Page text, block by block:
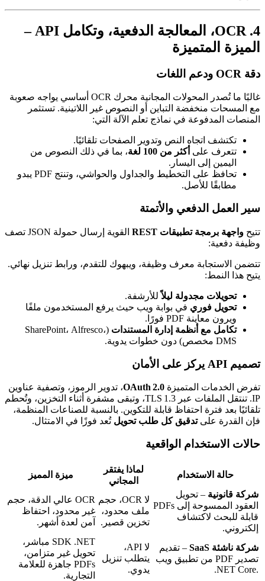
4. OCR، المعالجة الدفعية، وتكامل API –
الميزة المتميزة
دقة OCR ودعم اللغات
غالبًا ما تُصدر المحولات المجانية محرك OCR أساسي يواجه صعوبة
مع المسحات منخفضة التباين أو النصوص غير اللاتينية. تستثمر
المنصات المدفوعة في نماذج تعلم الآلة التي:
تكتشف اتجاه النص وتدوير الصفحات تلقائيًا.
تتعرف على أكثر من 100 لغة
، بما في ذلك النصوص من
اليمين إلى اليسار.
تحافظ على التخطيط والجداول والحواشي، وتنتج PDF يبدو
مطابقًا للأصل.
سير العمل الدفعي والأتمتة
تتيح واجهة برمجة تطبيقات REST
القوية إرسال حمولة JSON تصف
وظيفة دفعية:
تتضمن الاستجابة معرف وظيفة، ويبهوك للتقدم، ورابط تنزيل نهائي.
يتيح هذا النمط:
تحويلات مجدولة ليلاًللأرشفة.
تحويل فوري في بوابة ويب حيث يرفع المستخدمون ملفًا
ويرون معاينة PDF فورًا.
تكامل مع أنظمة إدارة المستندات
(SharePoint، Alfresco،
DMS مخصص) دون خطوات يدوية.
تصميم API يركز على الأمان
تفرض الخدمات المتميزة OAuth 2.0، تدوير الرموز، وتصفية عناوين
IP. تنتقل الملفات عبر TLS 1.3، وتبقى مشفرة أثناء التخزين، وتُحطم
تلقائيًا بعد فترة احتفاظ قابلة للتكوين. بالنسبة للصناعات المنظمة،
فإن القدرة علىتدقيق كل طلب تحويل تُعد فوزًا في الامتثال.
حالات الاستخدام الواقعية
حالة الاستخدام
لماذا يفتقر
المجاني
ميزة المميز
شركة قانونية – تحويل
العقود الممسوحة إلى PDFs
قابلة للبحث لاكتشاف
إلكتروني.
لا OCR، حجم
ملف محدود،
تخزين قصير.
OCR عالي الدقة، حجم
غير محدود، احتفاظ
آمن لعدة أشهر.
شركة ناشئة SaaS
– تقديم
تصدير PDF من تطبيق ويب
.NET Core.
لا API،
يتطلب تنزيل
يدوي.
SDK .NET مباشر،
تحويل غير متزامن،
PDFs جاهزة للعلامة
التجارية.